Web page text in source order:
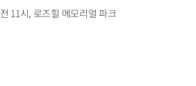
11시, 로즈힐 메모리얼 파크